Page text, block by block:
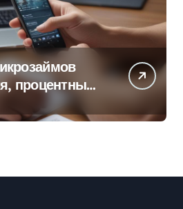
процентные
оформления